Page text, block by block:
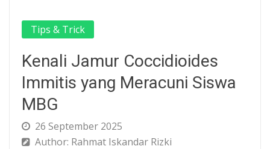
Tips & Trick
Kenali Jamur Coccidioides
Immitis yang Meracuni Siswa
MBG
26 September 2025
Author: Rahmat Iskandar Rizki